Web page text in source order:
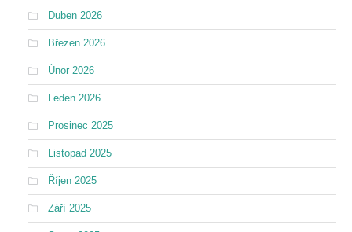
Duben 2026
Březen 2026
Únor 2026
Leden 2026
Prosinec 2025
Listopad 2025
Říjen 2025
Září 2025